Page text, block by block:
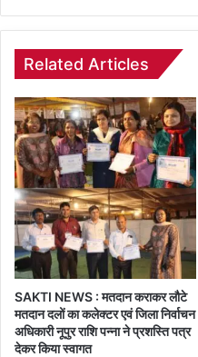
Related Articles
SAKTI NEWS : मतदान कराकर लौटे
मतदान दलों का कलेक्टर एवं जिला निर्वाचन
अधिकारी नूपुर राशि पन्ना ने प्रशस्ति पत्र
देकर किया स्वागत